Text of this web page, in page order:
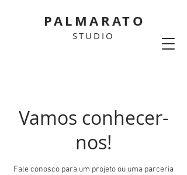
STUDIO
PALMARATO
Vamos conhecer-
nos!
Fale conosco para um projeto ou uma parceria